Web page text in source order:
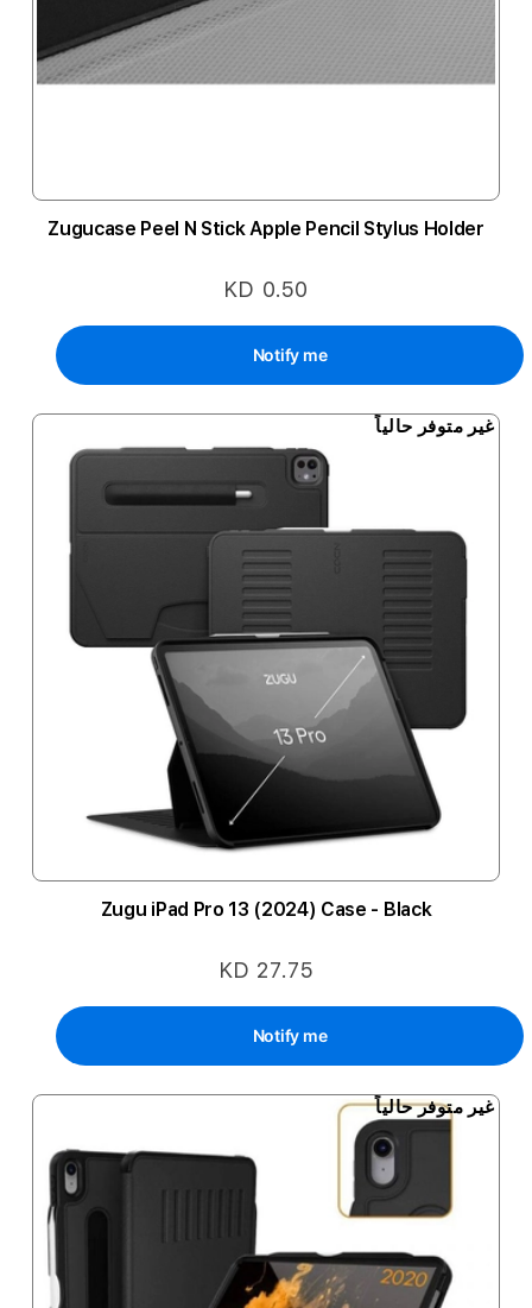
Zugucase Peel N Stick Apple Pencil Stylus Holder
KD 0.50
Notify me
غير متوفر حالياً
Zugu iPad Pro 13 (2024) Case - Black
KD 27.75
Notify me
غير متوفر حالياً